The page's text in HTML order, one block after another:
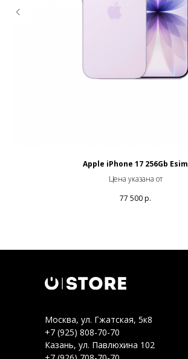
Apple iPhone 17 256Gb Esim
Цена указана от
77 500р.
Москва, ул. Гжатская, 5к8
+7 (925) 808-70-70
Казань, ул. Павлюхина 102